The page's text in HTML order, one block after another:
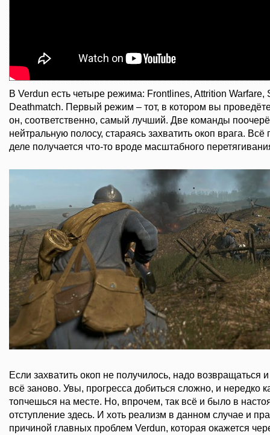
В Verdun есть четыре режима: Frontlines, Attrition Warfare,
Deathmatch. Первый режим – тот, в котором вы
он, соответственно, самый лучший. Две команды
нейтральную полосу, стараясь захватить окоп врага.
деле получается что-то вроде масштабного
Если захватить окоп не получилось, надо возвращаться
всё заново. Увы, прогресса добиться сложно, и нередко
топчешься на месте. Но, впрочем, так всё и было в
отступление здесь. И хоть реализм в данном случае и
причиной главных проблем Verdun, которая окажется